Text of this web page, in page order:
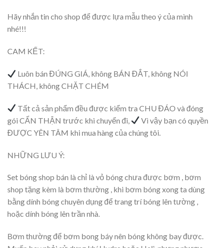
Hãy nhắn tin cho shop để được lựa mẫu theo ý của mình
nhé!!!
CAM KẾT:
Luôn bán ĐÚNG GIÁ, không BÁN ĐẮT, không NÓI
THÁCH, không CHẶT CHÉM
Tất cả sản phẩm đều được kiểm tra CHU ĐÁO và đóng
gói CẨN THẬN trước khi chuyển đi,
Vì vậy bạn có quyền
ĐƯỢC YÊN TÂM khi mua hàng của chúng tôi.
NHỮNG LƯU Ý:
Set bóng shop bán là chỉ là vỏ bóng chưa được bơm , bơm
shop tặng kèm là bơm thường , khi bơm bóng xong ta dùng
bằng dính bóng chuyên dụng để trang trí bóng lên tường ,
hoặc dính bóng lên trần nhà.
Bơm thường để bơm bong báy nên bóng không bay được.